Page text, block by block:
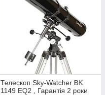
Телескоп Sky-Watcher BK
1149 EQ2 , Гарантія 2 роки